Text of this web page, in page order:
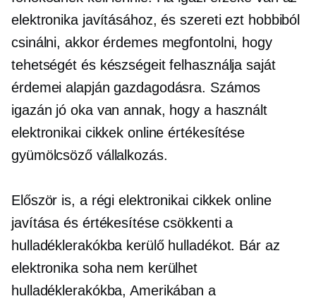
elektronika javításához, és szereti ezt hobbiból
csinálni, akkor érdemes megfontolni, hogy
tehetségét és készségeit felhasználja saját
érdemei alapján gazdagodásra. Számos
igazán jó oka van annak, hogy a használt
elektronikai cikkek online értékesítése
gyümölcsöző vállalkozás.
Először is, a régi elektronikai cikkek online
javítása és értékesítése csökkenti a
hulladéklerakókba kerülő hulladékot. Bár az
elektronika soha nem kerülhet
hulladéklerakókba, Amerikában a